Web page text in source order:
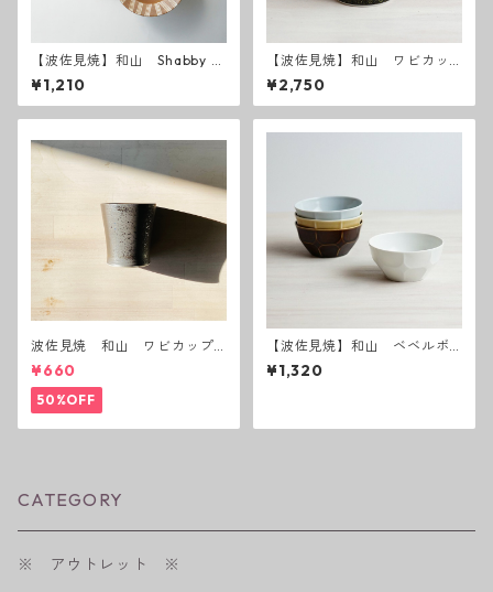
【波佐見焼】和山 Shabby c
hic style ボウル小
¥1,210
【波佐見焼】和山 ワビカッ
プ スリム - オリエンタルブ
ラック -
¥2,750
波佐見焼 和山 ワビカップ
黒錆 3種(アウトレット）
¥660
50%OFF
【波佐見焼】和山 ベベルボ
ウル M
¥1,320
CATEGORY
※ アウトレット ※